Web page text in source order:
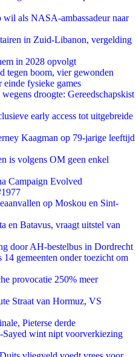
als NASA-ambassadeur naar
in Zuid-Libanon, vergelding
in 2028 opvolgt
tegen boom, vier gewonden
fysieke games
droogte: Gereedschapskist
early access tot uitgebreide
Kaagman op 79-jarige leeftijd
is volgens OM geen enkel
Campaign Evolved
op Moskou en Sint-
en Batavus, vraagt uitstel van
door AH-bestelbus in Dordrecht
gemeenten onder toezicht om
provocatie 250% meer
Straat van Hormuz, VS
Pieterse derde
Sayed wint nipt voorverkiezing